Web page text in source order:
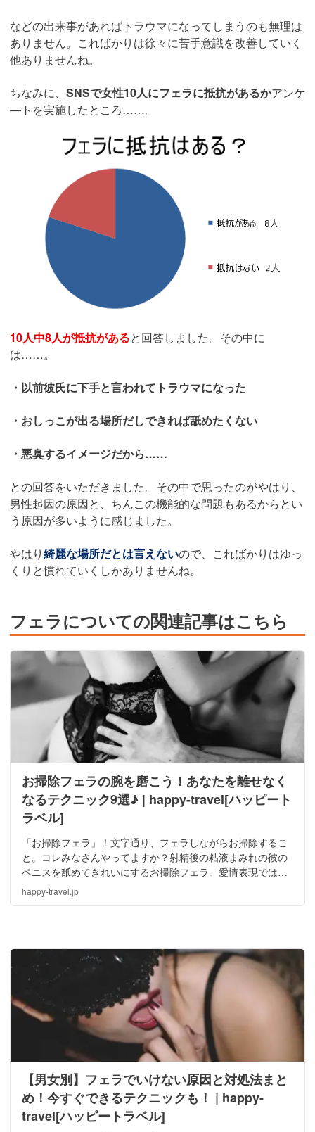
などの出来事があればトラウマになってしまうのも無理は
ありません。こればかりは徐々に苦手意識を改善していく
他ありませんね。
ちなみに、 SNSで女性10人にフェラに抵抗があるかアンケ
―トを実施したところ……。
10人中8人が抵抗があると回答しました。その中に
は……。
・以前彼氏に下手と言われてトラウマになった
・おしっこが出る場所だしできれば舐めたくない
・悪臭するイメージだから……
との回答をいただきました。その中で思ったのがやはり、
男性起因の原因と、ちんこの機能的な問題もあるからとい
う原因が多いように感じました。
やはり綺麗な場所だとは言えないので、こればかりはゆっ
くりと慣れていくしかありませんね。
フェラについての関連記事はこちら
お掃除フェラの腕を磨こう！あなたを離せなく
なるテクニック9選♪ | happy-travel[ハッピート
ラベル]
「お掃除フェラ」！文字通り、フェラしながらお掃除するこ
と。コレみなさんやってますか？射精後の粘液まみれの彼の
ペニスを舐めてきれいにするお掃除フェラ。愛情表現ではあ
るけれど、やり方によっては男性に不評なことも・・・フェ
ラ大得意な私がオススメテクを解説しますよ♪
happy-travel.jp
【男女別】フェラでいけない原因と対処法まと
め！今すぐできるテクニックも！ | happy-
travel[ハッピートラベル]